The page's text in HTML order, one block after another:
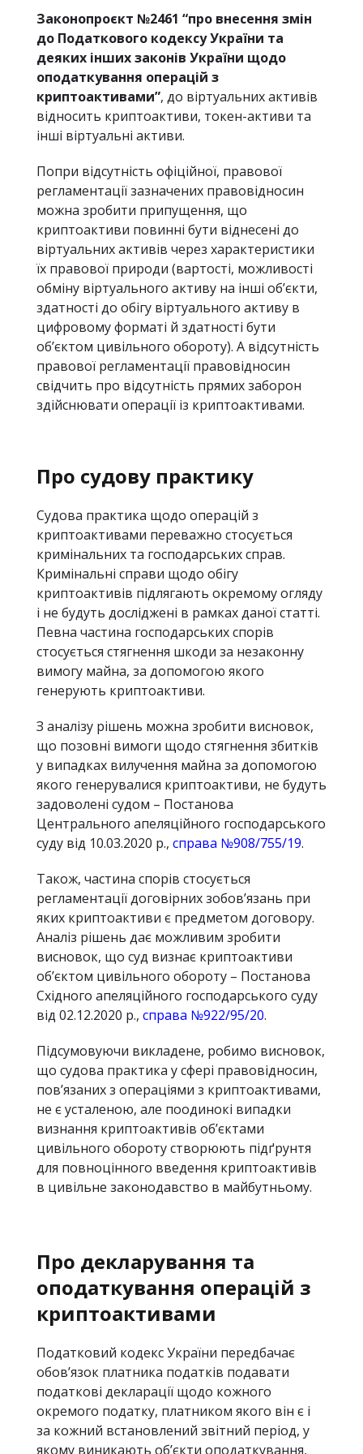
Законопроєкт №2461 “про внесення змін
до Податкового кодексу України та
деяких інших законів України щодо
оподаткування операцій з
криптоактивами”, до віртуальних активів
відносить криптоактиви, токен-активи та
інші віртуальні активи.
Попри відсутність офіційної, правової
регламентації зазначених правовідносин
можна зробити припущення, що
криптоактиви повинні бути віднесені до
віртуальних активів через характеристики
їх правової природи (вартості, можливості
обміну віртуального активу на інші об’єкти,
здатності до обігу віртуального активу в
цифровому форматі й здатності бути
об’єктом цивільного обороту). А відсутність
правової регламентації правовідносин
свідчить про відсутність прямих заборон
здійснювати операції із криптоактивами.
Про судову практику
Судова практика щодо операцій з
криптоактивами переважно стосується
кримінальних та господарських справ.
Кримінальні справи щодо обігу
криптоактивів підлягають окремому огляду
і не будуть досліджені в рамках даної статті.
Певна частина господарських спорів
стосується стягнення шкоди за незаконну
вимогу майна, за допомогою якого
генерують криптоактиви.
З аналізу рішень можна зробити висновок,
що позовні вимоги щодо стягнення збитків
у випадках вилучення майна за допомогою
якого генерувалися криптоактиви, не будуть
задоволені судом – Постанова
Центрального апеляційного господарського
суду від 10.03.2020 р., справа №908/755/19.
Також, частина спорів стосується
регламентації договірних зобов’язань при
яких криптоактиви є предметом договору.
Аналіз рішень дає можливим зробити
висновок, що суд визнає криптоактиви
об’єктом цивільного обороту – Постанова
Східного апеляційного господарського суду
від 02.12.2020 р., справа №922/95/20.
Підсумовуючи викладене, робимо висновок,
що судова практика у сфері правовідносин,
пов’язаних з операціями з криптоактивами,
не є усталеною, але поодинокі випадки
визнання криптоактивів об’єктами
цивільного обороту створюють підґрунтя
для повноцінного введення криптоактивів
в цивільне законодавство в майбутньому.
Про декларування та
оподаткування операцій з
криптоактивами
Податковий кодекс України передбачає
обов’язок платника податків подавати
податкові декларації щодо кожного
окремого податку, платником якого він є і
за кожний встановлений звітний період, у
якому виникають об’єкти оподаткування,